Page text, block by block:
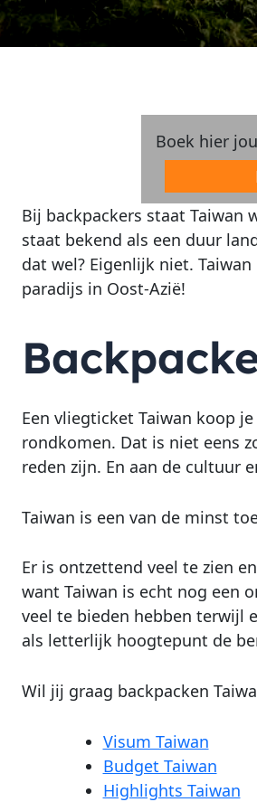
Boek hier
Bij backpackers staat Taiwan
staat bekend als een duur
dat wel? Eigenlijk niet.
paradijs in Oost-Azië!
Een vliegticket Taiwan koop
rondkomen. Dat is niet eens
reden zijn. En aan de cultuur
Taiwan is een van de minst
Er is ontzettend veel te zien
want Taiwan is echt nog een
veel te bieden hebben terwijl
als letterlijk hoogtepunt de
Wil jij graag backpacken
Visum Taiwan
Budget Taiwan
Highlights Taiwan